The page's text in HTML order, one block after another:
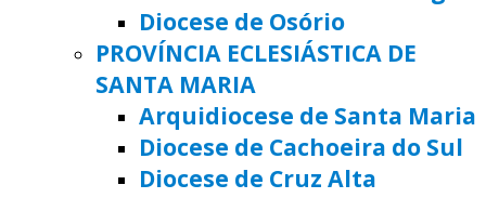
Diocese de Osório
PROVÍNCIA ECLESIÁSTICA DE
SANTA MARIA
Arquidiocese de Santa Maria
Diocese de Cachoeira do Sul
Diocese de Cruz Alta